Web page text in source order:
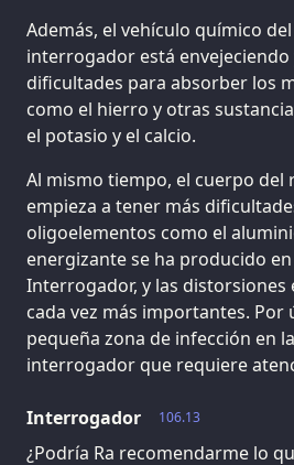
Además, el vehículo químico
interrogador está envejeciendo
dificultades para absorber los
como el hierro y otras
el potasio y el calcio.
Al mismo tiempo, el cuerpo del
empieza a tener más
oligoelementos como el
energizante se ha producido
Interrogador, y las distorsiones
cada vez más importantes. Por
pequeña zona de infección en
interrogador que requiere
106.13
Interrogador
¿Podría Ra recomendarme lo